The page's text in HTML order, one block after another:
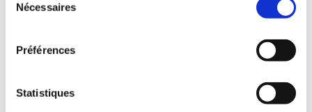
Nécessaires
Préférences
Statistiques
jean-claude-émile-perrin jean claude émile perrin